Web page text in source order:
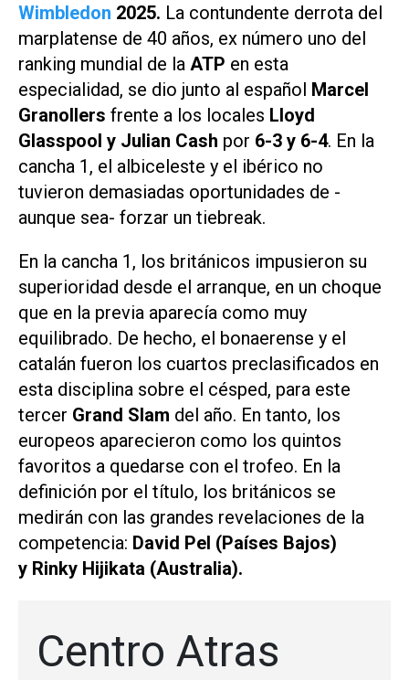
Wimbledon 2025. La contundente derrota del
marplatense de 40 años, ex número uno del
ranking mundial de la ATP en esta
especialidad, se dio junto al español Marcel
Granollers frente a los locales Lloyd
Glasspool y Julian Cash por 6-3 y 6-4. En la
cancha 1, el albiceleste y el ibérico no
tuvieron demasiadas oportunidades de -
aunque sea- forzar un tiebreak.
En la cancha 1, los británicos impusieron su
superioridad desde el arranque, en un choque
que en la previa aparecía como muy
equilibrado. De hecho, el bonaerense y el
catalán fueron los cuartos preclasificados en
esta disciplina sobre el césped, para este
tercer Grand Slam del año. En tanto, los
europeos aparecieron como los quintos
favoritos a quedarse con el trofeo. En la
definición por el título, los británicos se
medirán con las grandes revelaciones de la
competencia: David Pel (Países Bajos)
y Rinky Hijikata (Australia).